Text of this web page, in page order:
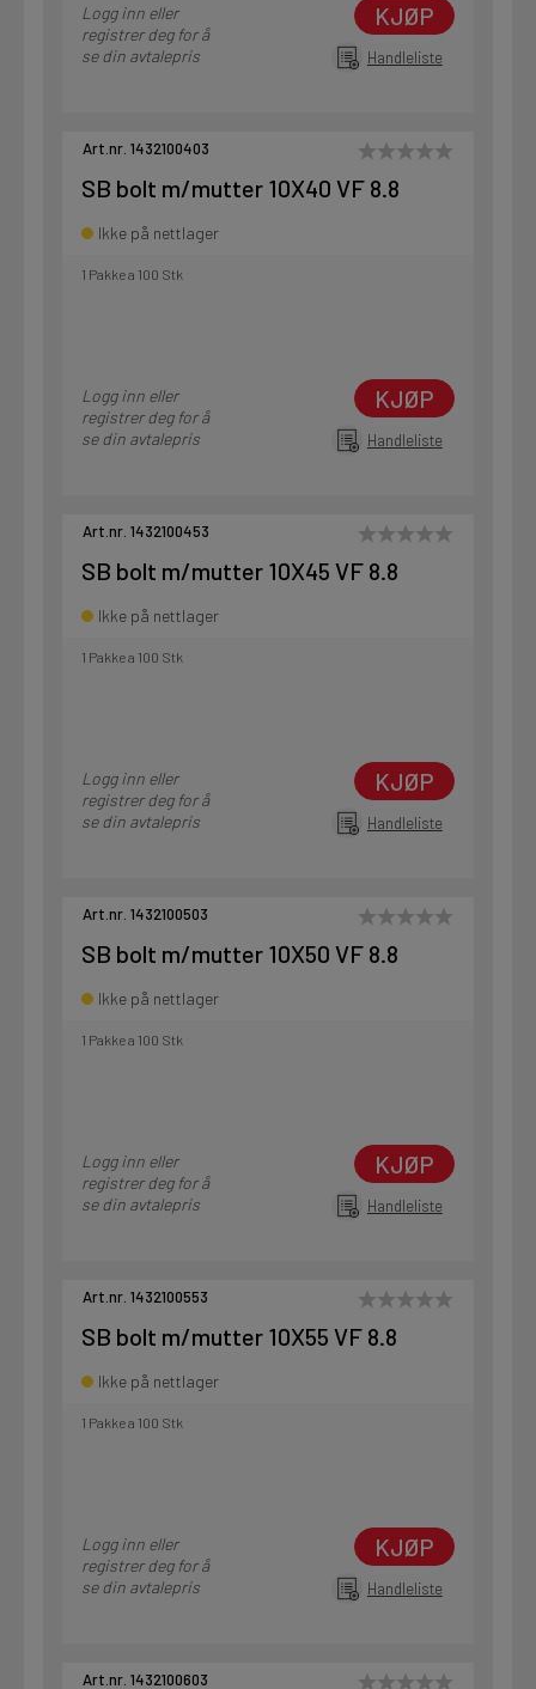
Logg inn eller
registrer deg for å
se din avtalepris
KJØP
Handleliste
Art.nr. 1432100403
SB bolt m/mutter 10X40 VF 8.8
Ikke på nettlager
1 Pakke a 100 Stk
Logg inn eller
registrer deg for å
se din avtalepris
KJØP
Handleliste
Art.nr. 1432100453
SB bolt m/mutter 10X45 VF 8.8
Ikke på nettlager
1 Pakke a 100 Stk
Logg inn eller
registrer deg for å
se din avtalepris
KJØP
Handleliste
Art.nr. 1432100503
SB bolt m/mutter 10X50 VF 8.8
Ikke på nettlager
1 Pakke a 100 Stk
Logg inn eller
registrer deg for å
se din avtalepris
KJØP
Handleliste
Art.nr. 1432100553
SB bolt m/mutter 10X55 VF 8.8
Ikke på nettlager
1 Pakke a 100 Stk
Logg inn eller
registrer deg for å
se din avtalepris
KJØP
Handleliste
Art.nr. 1432100603